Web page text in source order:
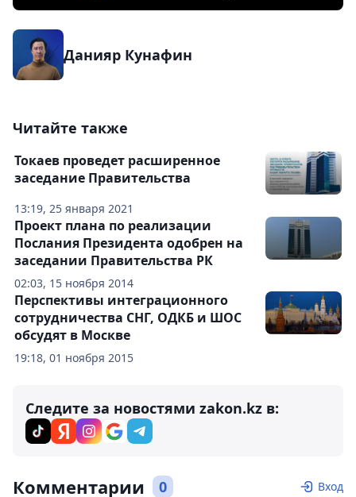
Данияр Кунафин
Читайте также
13:19, 25 января 2021
Токаев проведет расширенное
заседание Правительства
02:03, 15 ноября 2014
Проект плана по реализации
Послания Президента одобрен на
заседании Правительства РК
19:18, 01 ноября 2015
Перспективы интеграционного
сотрудничества СНГ, ОДКБ и ШОС
обсудят в Москве
Следите за новостями zakon.kz в:
Комментарии 0 Вход